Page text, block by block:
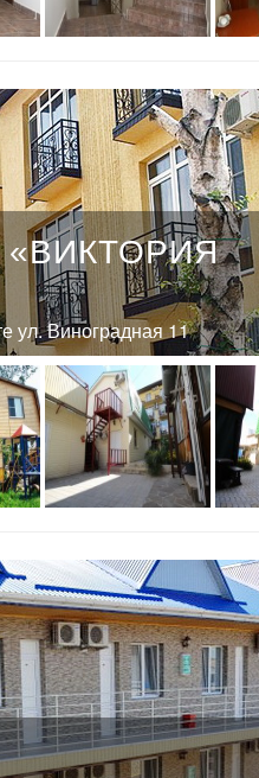
ул. Виноградная 11